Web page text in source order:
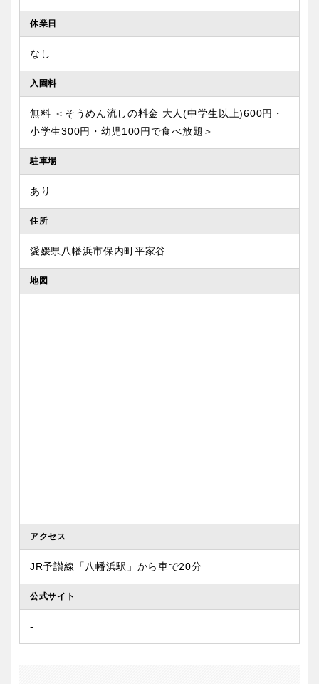
休業日
なし
入園料
無料 ＜そうめん流しの料金 大人(中学生以上)600円・
小学生300円・幼児100円で食べ放題＞
駐車場
あり
住所
愛媛県八幡浜市保内町平家谷
地図
アクセス
JR予讃線「八幡浜駅」から車で20分
公式サイト
‐